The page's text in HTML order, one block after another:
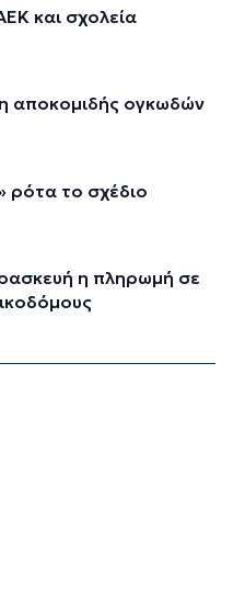
και σχολεία
αποκομιδής ογκωδών
ρότα το σχέδιο
η πληρωμή σε
μόνο σε